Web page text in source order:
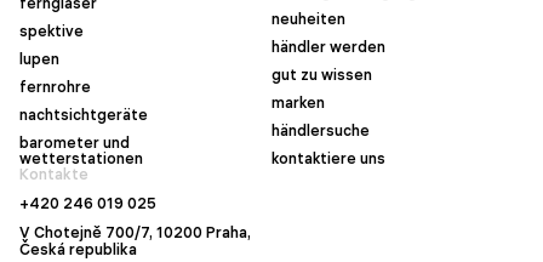
spektive
lupen
fernrohre
nachtsichtgeräte
barometer und
wetterstationen
neuheiten
händler werden
gut zu wissen
marken
händlersuche
kontaktiere uns
Kontakte
+420 246 019 025
V Chotejně 700/7, 10200 Praha,
Česká republika